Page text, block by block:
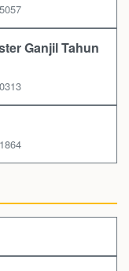
Ganjil Tahun